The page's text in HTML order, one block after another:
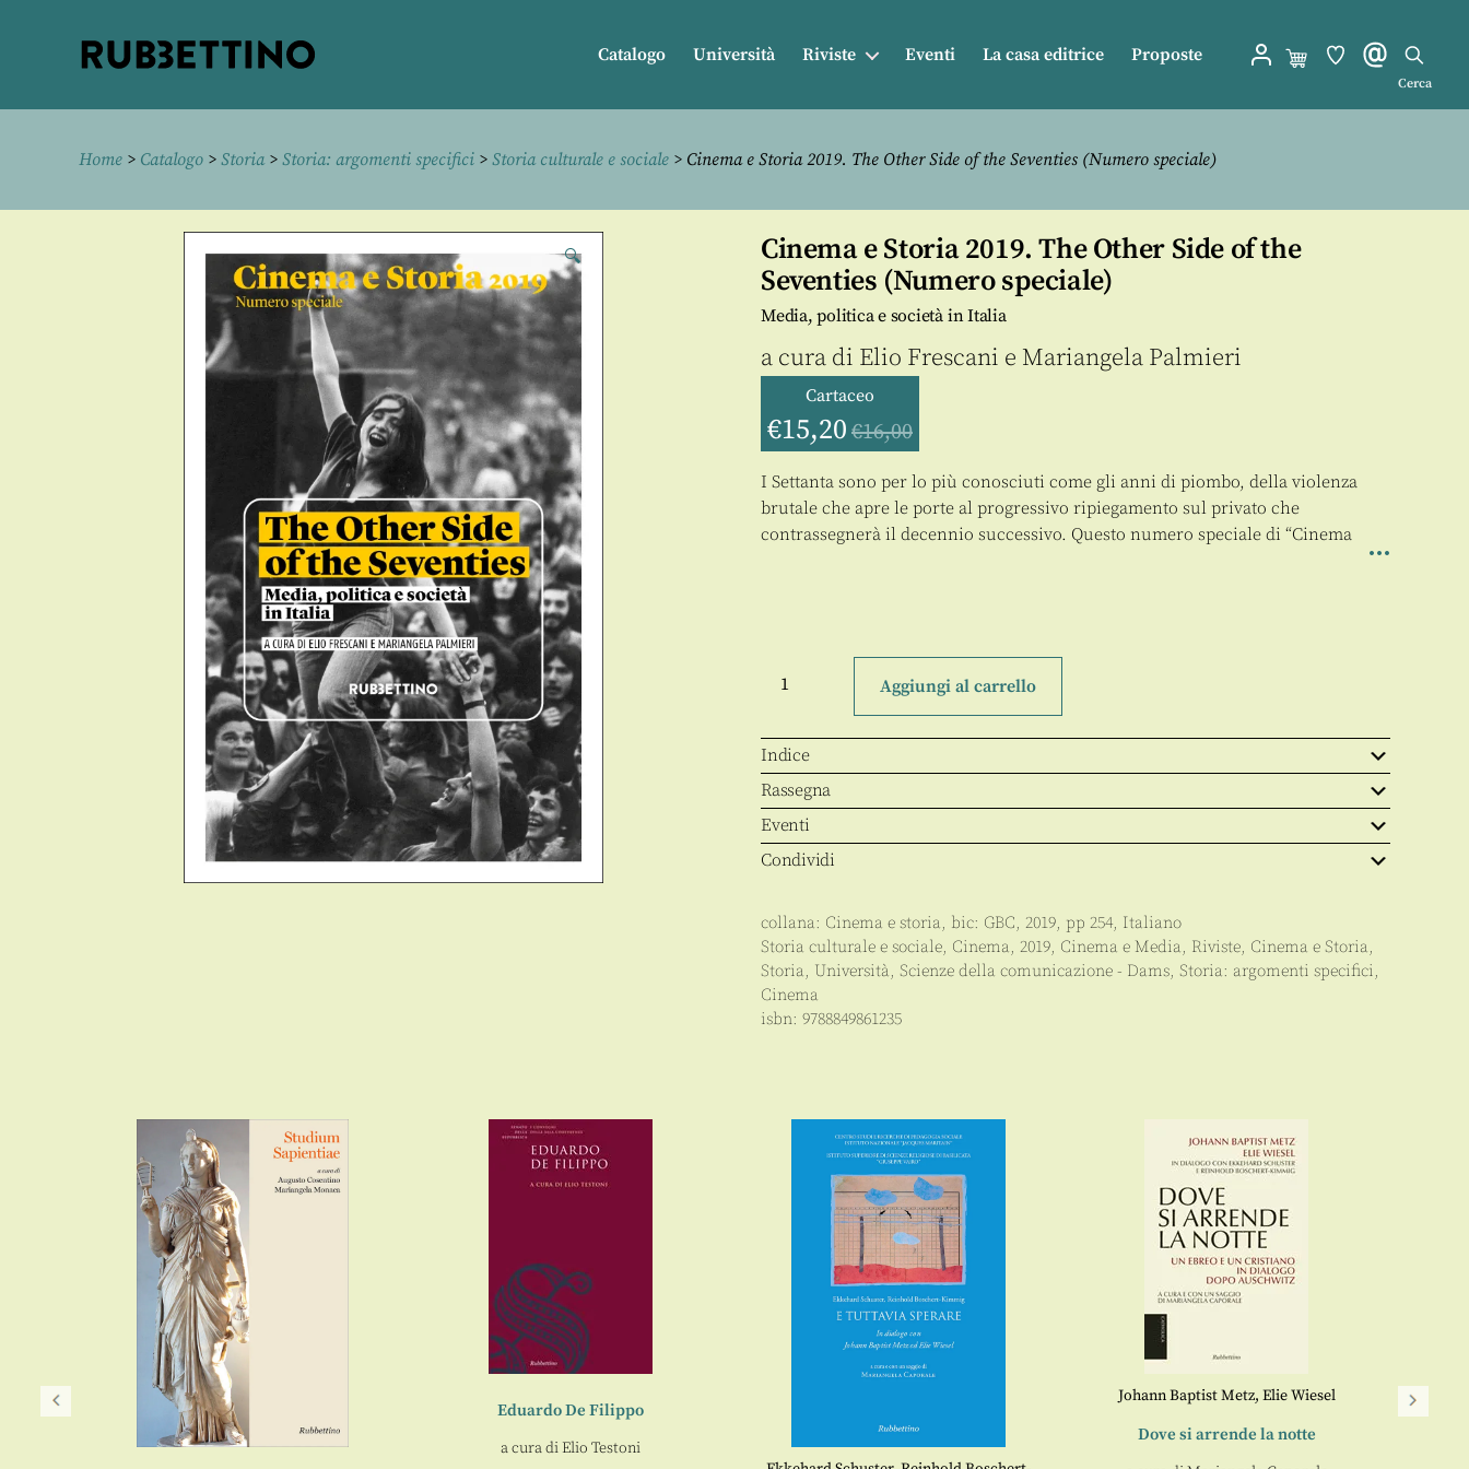
Catalogo Università Riviste Eventi La casa editrice Proposte
Cerca
Home > Catalogo > Storia> Storia: argomenti specifici > Storia culturale e sociale > Cinema e Storia 2019. The Other Side of the Seventies (Numero speciale)
🔍
Cinema e Storia 2019. The Other Side of the
Seventies (Numero speciale)
Media, politica e società in Italia
a cura di Elio Frescani e Mariangela Palmieri
Cartaceo
€15,20 €16,00
I Settanta sono per lo più conosciuti come gli anni di piombo, della violenza
brutale che apre le porte al progressivo ripiegamento sul privato che
contrassegnerà il decennio successivo. Questo numero speciale di “Cinema
The
Other
Side
of
the
Seventies
(Numero
speciale)
Aggiungi al carrello
Indice
Rassegna
Eventi
Condividi
collana: Cinema e storia, bic: GBC, 2019, pp 254, Italiano
Storia culturale e sociale, Cinema, 2019, Cinema e Media, Riviste, Cinema e Storia,
Storia, Università, Scienze della comunicazione - Dams, Storia: argomenti specifici,
Cinema
isbn: 9788849861235
Eduardo De Filippo
a cura diElio Testoni
Johann Baptist Metz, Elie Wiesel
Dove si arrende la notte